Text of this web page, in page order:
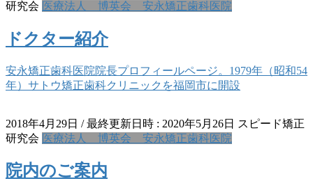
研究会 医療法人 博英会 安永矯正歯科医院
ドクター紹介
安永矯正歯科医院院長プロフィールページ。1979年（昭和54
年）サトウ矯正歯科クリニックを福岡市に開設
2018年4月29日 / 最終更新日時 : 2020年5月26日 スピード矯正
研究会 医療法人 博英会 安永矯正歯科医院
院内のご案内